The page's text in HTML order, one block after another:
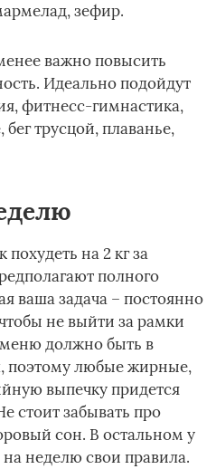
зефир.
важно повысить
Идеально подойдут
фитнесс-гимнастика,
бег трусцой, плаванье,
похудеть на 2 кг за
полного
ваша задача – постоянно
не выйти за рамки
должно быть в
поэтому любые жирные,
выпечку придется
стоит забывать про
сон. В остальном у
неделю свои правила.